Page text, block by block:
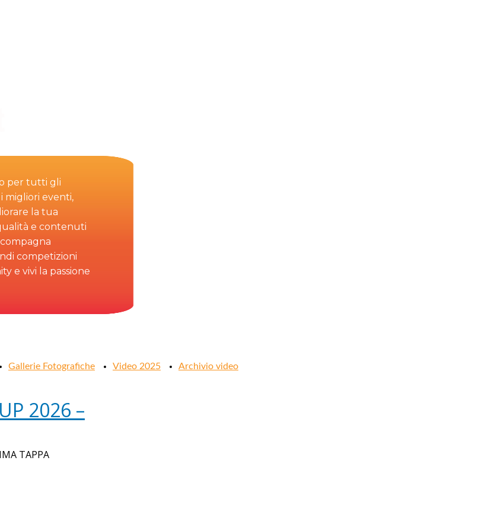
per tutti gli
migliori eventi,
la tua
e contenuti
competizioni
e vivi la passione
Gallerie Fotografiche Video 2025 Archivio video
2026 –
TAPPA